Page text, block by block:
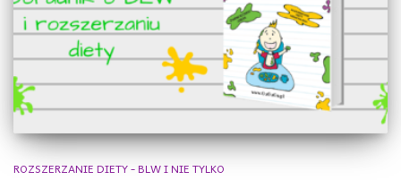
ROZSZERZANIE DIETY - BLW I NIE TYLKO